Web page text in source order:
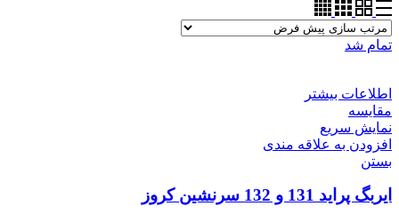
تمام شد
اطلاعات بیشتر
مقایسه
نمایش سریع
افزودن به علاقه مندی
بستن
ایربگ پراید 131 و 132 سرنشین کروز